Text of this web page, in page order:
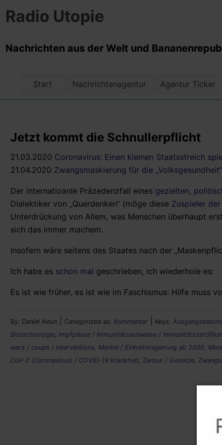
Radio Utopie
Nachrichten aus der Welt und
Start Nachrichtenagentur Agentur Ticker
Jetzt kommt die Schnullerpflicht
21.03.2020 Coronavirus: Einen kleinen Staatsstreich
21.04.2020 Zwangsmaskierung für die
Der internatioanle Präzedenzfall eines gezielten,
Dialektiker von „Querdenken“ (möge diese Zuspieler
Unterdrückung von Allem, was Menschen überhaupt
sich das immer machem.
Insofern wäre seitens des Staates nach der
Ich habe es schon mal geschrieben, ich wiederhole es:
Es ist wie früher, es ist wie im Faschismus: Hilfe muss
By: Daniel Neun Categorized as: Kommentar Keys:
Biotechnologie Impfpässe / Immunitätsausweise /
wars / coups / interventions
Merkel / Einheitsregierung ab 2005
CoV-2 (Coronavirus) / COVID-19 Krankheit Zensur / Gesetze